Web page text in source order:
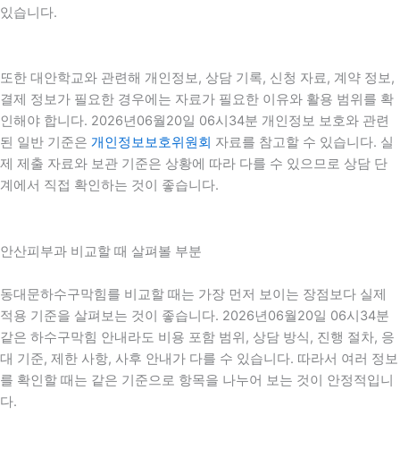
있습니다.
또한 대안학교와 관련해 개인정보, 상담 기록, 신청 자료, 계약 정보,
결제 정보가 필요한 경우에는 자료가 필요한 이유와 활용 범위를 확
인해야 합니다. 2026년06월20일 06시34분 개인정보 보호와 관련
된 일반 기준은 개인정보보호위원회 자료를 참고할 수 있습니다. 실
제 제출 자료와 보관 기준은 상황에 따라 다를 수 있으므로 상담 단
계에서 직접 확인하는 것이 좋습니다.
안산피부과 비교할 때 살펴볼 부분
동대문하수구막힘를 비교할 때는 가장 먼저 보이는 장점보다 실제
적용 기준을 살펴보는 것이 좋습니다. 2026년06월20일 06시34분
같은 하수구막힘 안내라도 비용 포함 범위, 상담 방식, 진행 절차, 응
대 기준, 제한 사항, 사후 안내가 다를 수 있습니다. 따라서 여러 정보
를 확인할 때는 같은 기준으로 항목을 나누어 보는 것이 안정적입니
다.